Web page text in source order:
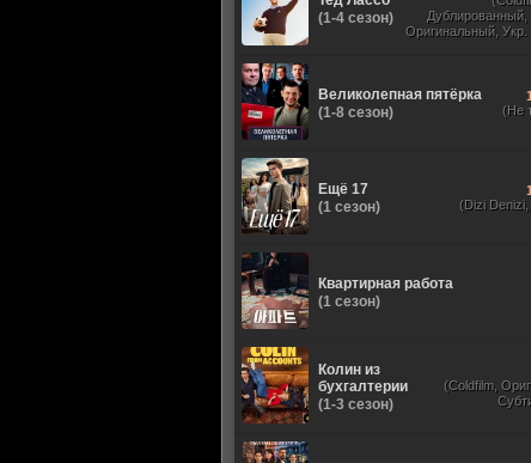
(1-4 сезон)
Дублированный,
Оригинальный, Укр.
Великолепная пятёрка
(1-8 сезон)
(Не
Ещё 17
(1 сезон)
(Dizi
Квартирная работа
(1 сезон)
Колин из
бухгалтерии
(1-3 сезон)
(Coldfilm,